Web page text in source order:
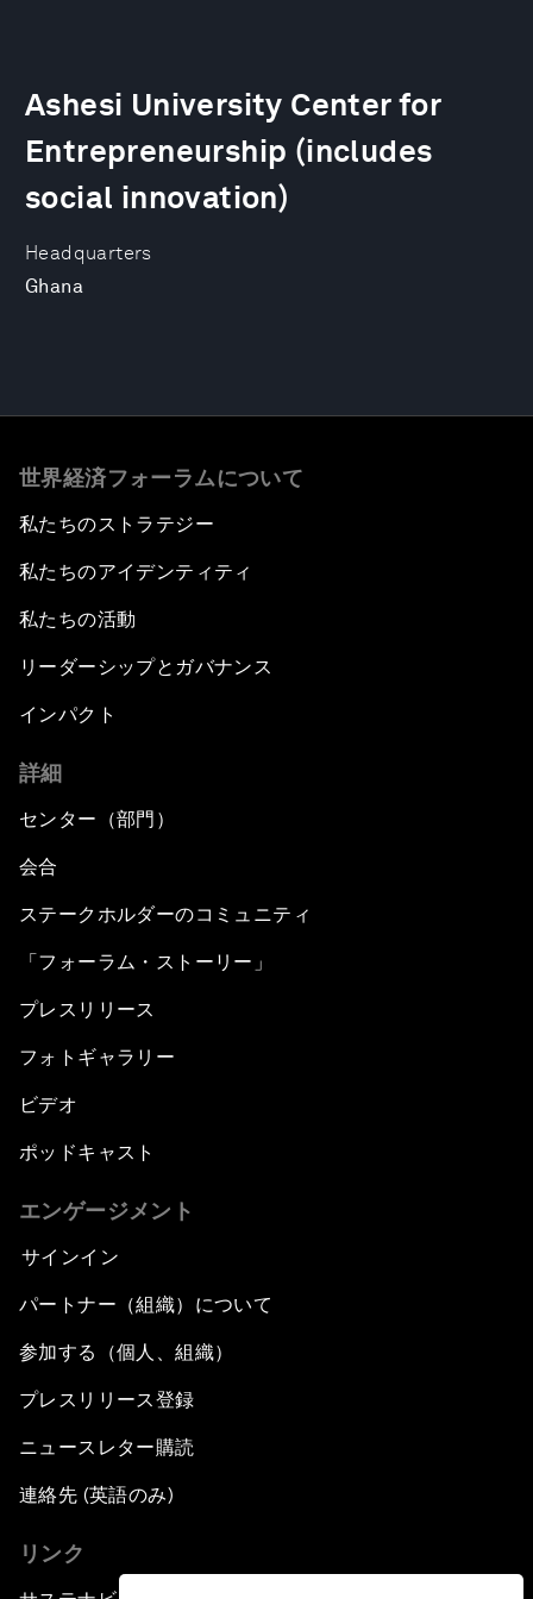
Headquarters
Ghana
Ashesi University Center for
Entrepreneurship (includes
social innovation)
世界経済フォーラムについて
私たちのストラテジー
私たちのアイデンティティ
私たちの活動
リーダーシップとガバナンス
インパクト
詳細
センター（部門）
会合
ステークホルダーのコミュニティ
「フォーラム・ストーリー」
プレスリリース
フォトギャラリー
ビデオ
ポッドキャスト
エンゲージメント
サインイン
パートナー（組織）について
参加する（個人、組織）
プレスリリース登録
ニュースレター購読
連絡先 (英語のみ)
リンク